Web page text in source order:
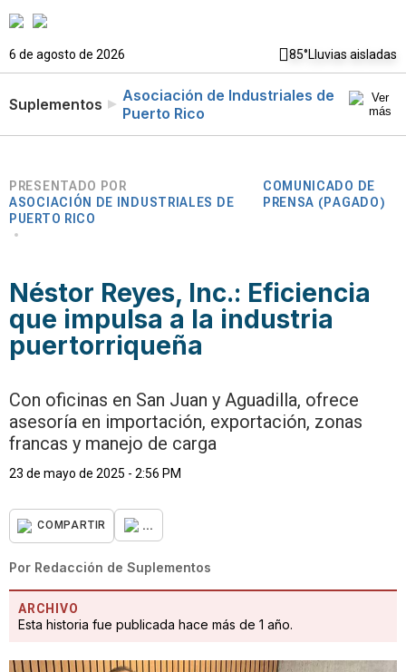
6 de agosto de 2026 85°Lluvias aisladas
Suplementos
Asociación de Industriales de
Puerto Rico
PRESENTADO POR
ASOCIACIÓN DE INDUSTRIALES DE
PUERTO RICO
COMUNICADO DE
PRENSA (PAGADO)
Néstor Reyes, Inc.: Eficiencia
que impulsa a la industria
puertorriqueña
Con oficinas en San Juan y Aguadilla, ofrece
asesoría en importación, exportación, zonas
francas y manejo de carga
23 de mayo de 2025 - 2:56 PM
COMPARTIR ...
Por Redacción de Suplementos
ARCHIVO
Esta historia fue publicada hace más de 1 año.